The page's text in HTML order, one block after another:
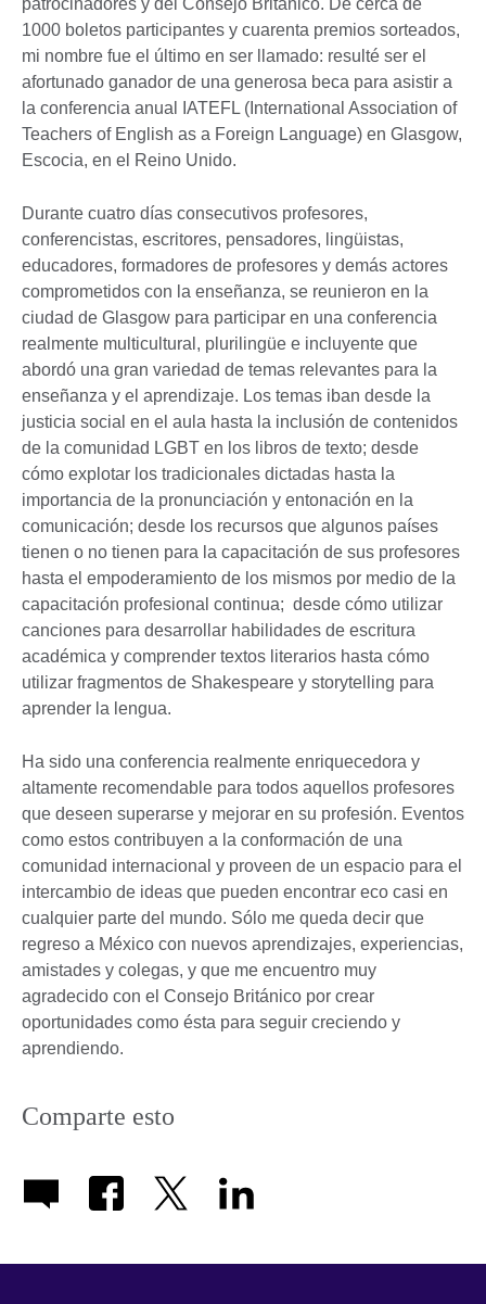
patrocinadores y del Consejo Británico. De cerca de
1000 boletos participantes y cuarenta premios sorteados,
mi nombre fue el último en ser llamado: resulté ser el
afortunado ganador de una generosa beca para asistir a
la conferencia anual IATEFL (International Association of
Teachers of English as a Foreign Language) en Glasgow,
Escocia, en el Reino Unido.
Durante cuatro días consecutivos profesores,
conferencistas, escritores, pensadores, lingüistas,
educadores, formadores de profesores y demás actores
comprometidos con la enseñanza, se reunieron en la
ciudad de Glasgow para participar en una conferencia
realmente multicultural, plurilingüe e incluyente que
abordó una gran variedad de temas relevantes para la
enseñanza y el aprendizaje. Los temas iban desde la
justicia social en el aula hasta la inclusión de contenidos
de la comunidad LGBT en los libros de texto; desde
cómo explotar los tradicionales dictadas hasta la
importancia de la pronunciación y entonación en la
comunicación; desde los recursos que algunos países
tienen o no tienen para la capacitación de sus profesores
hasta el empoderamiento de los mismos por medio de la
capacitación profesional continua; desde cómo utilizar
canciones para desarrollar habilidades de escritura
académica y comprender textos literarios hasta cómo
utilizar fragmentos de Shakespeare y storytelling para
aprender la lengua.
Ha sido una conferencia realmente enriquecedora y
altamente recomendable para todos aquellos profesores
que deseen superarse y mejorar en su profesión. Eventos
como estos contribuyen a la conformación de una
comunidad internacional y proveen de un espacio para el
intercambio de ideas que pueden encontrar eco casi en
cualquier parte del mundo. Sólo me queda decir que
regreso a México con nuevos aprendizajes, experiencias,
amistades y colegas, y que me encuentro muy
agradecido con el Consejo Británico por crear
oportunidades como ésta para seguir creciendo y
aprendiendo.
Comparte esto